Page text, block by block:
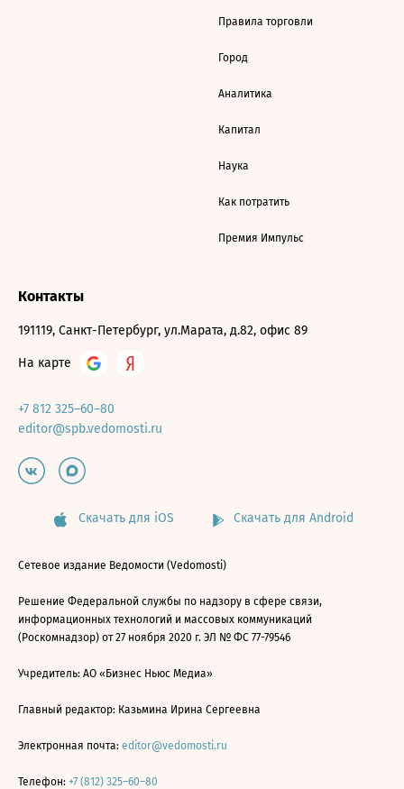
Правила торговли
Город
Аналитика
Капитал
Наука
Как потратить
Премия Импульс
Контакты
191119, Санкт-Петербург, ул.Марата, д.82, офис 89
На карте
+7 812 325–60–80
editor@spb.vedomosti.ru
Скачать для iOS Скачать для Android
Сетевое издание Ведомости (Vedomosti)
Решение Федеральной службы по надзору в сфере связи,
информационных технологий и массовых коммуникаций
(Роскомнадзор) от 27 ноября 2020 г. ЭЛ № ФС 77-79546
Учредитель: АО «Бизнес Ньюс Медиа»
Главный редактор: Казьмина Ирина Сергеевна
Электронная почта: editor@vedomosti.ru
Телефон: +7 (812) 325–60–80